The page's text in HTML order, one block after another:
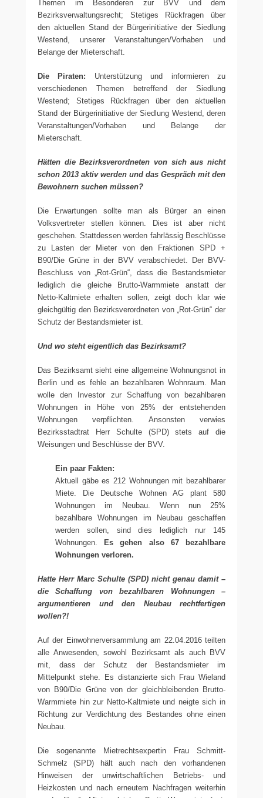
Themen im Besonderen zur BVV und dem
Bezirksverwaltungsrecht; Stetiges Rückfragen über
den aktuellen Stand der Bürgerinitiative der Siedlung
Westend, unserer Veranstaltungen/Vorhaben und
Belange der Mieterschaft.
Die Piraten: Unterstützung und informieren zu
verschiedenen Themen betreffend der Siedlung
Westend; Stetiges Rückfragen über den aktuellen
Stand der Bürgerinitiative der Siedlung Westend, deren
Veranstaltungen/Vorhaben und Belange der
Mieterschaft.
Hätten die Bezirksverordneten von sich aus nicht
schon 2013 aktiv werden und das Gespräch mit den
Bewohnern suchen müssen?
Die Erwartungen sollte man als Bürger an einen
Volksvertreter stellen können. Dies ist aber nicht
geschehen. Stattdessen werden fahrlässig Beschlüsse
zu Lasten der Mieter von den Fraktionen SPD +
B90/Die Grüne in der BVV verabschiedet. Der BVV-
Beschluss von „Rot-Grün“, dass die Bestandsmieter
lediglich die gleiche Brutto-Warmmiete anstatt der
Netto-Kaltmiete erhalten sollen, zeigt doch klar wie
gleichgültig den Bezirksverordneten von „Rot-Grün“ der
Schutz der Bestandsmieter ist.
Und wo steht eigentlich das Bezirksamt?
Das Bezirksamt sieht eine allgemeine Wohnungsnot in
Berlin und es fehle an bezahlbaren Wohnraum. Man
wolle den Investor zur Schaffung von bezahlbaren
Wohnungen in Höhe von 25% der entstehenden
Wohnungen verpflichten. Ansonsten verwies
Bezirksstadtrat Herr Schulte (SPD) stets auf die
Weisungen und Beschlüsse der BVV.
Ein paar Fakten:
Aktuell gäbe es 212 Wohnungen mit bezahlbarer
Miete. Die Deutsche Wohnen AG plant 580
Wohnungen im Neubau. Wenn nun 25%
bezahlbare Wohnungen im Neubau geschaffen
werden sollen, sind dies lediglich nur 145
Wohnungen.
Es gehen also 67 bezahlbare
Wohnungen verloren.
Hatte Herr Marc Schulte (SPD) nicht genau damit –
die Schaffung von bezahlbaren Wohnungen –
argumentieren und den Neubau rechtfertigen
wollen?!
Auf der Einwohnerversammlung am 22.04.2016 teilten
alle Anwesenden, sowohl Bezirksamt als auch BVV
mit, dass der Schutz der Bestandsmieter im
Mittelpunkt stehe. Es distanzierte sich Frau Wieland
von B90/Die Grüne von der gleichbleibenden Brutto-
Warmmiete hin zur Netto-Kaltmiete und neigte sich in
Richtung zur Verdichtung des Bestandes ohne einen
Neubau.
Die sogenannte Mietrechtsexpertin Frau Schmitt-
Schmelz (SPD) hält auch nach den vorhandenen
Hinweisen der unwirtschaftlichen Betriebs- und
Heizkosten und nach erneutem Nachfragen weiterhin